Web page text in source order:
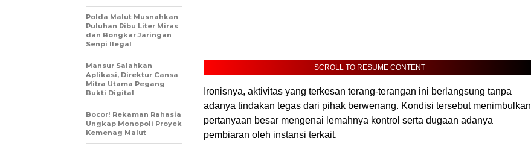
SCROLL TO RESUME CONTENT
Ironisnya, aktivitas yang terkesan terang-terangan ini berlangsung tanpa
adanya tindakan tegas dari pihak berwenang. Kondisi tersebut menimbulkan
pertanyaan besar mengenai lemahnya kontrol serta dugaan adanya
pembiaran oleh instansi terkait.
Polda Malut Musnahkan
Puluhan Ribu Liter Miras
dan Bongkar Jaringan
Senpi Ilegal
Mansur Salahkan
Aplikasi, Direktur Cansa
Mitra Utama Pegang
Bukti Digital
Bocor! Rekaman Rahasia
Ungkap Monopoli Proyek
Kemenag Malut